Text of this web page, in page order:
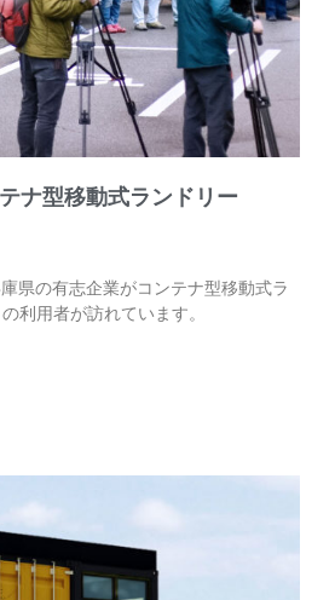
ナ型移動式ランドリー
県の有志企業がコンテナ型移動式ラ
利用者が訪れています。